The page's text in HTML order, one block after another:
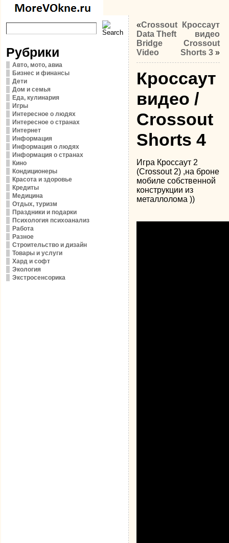
Рубрики
Авто, мото, авиа
Бизнес и финансы
Дети
Дом и семья
Еда, кулинария
Игры
Интересное о людях
Интересное о странах
Интернет
Информация
Информация о людях
Информация о странах
Кино
Кондиционеры
Красота и здоровье
Кредиты
Медицина
Отдых, туризм
Праздники и подарки
Психология психоанализ
Работа
Разное
Строительство и дизайн
Товары и услуги
Хард и софт
Экология
Экстросенсорика
«Crossout
Data Theft
Bridge
Video
Кроссаут
видео
Crossout
Shorts 3 »
Кроссаут
видео /
Crossout
Shorts 4
Игра Кроссаут 2
(Crossout 2) ,на броне
мобиле собственной
конструкции из
металлолома ))